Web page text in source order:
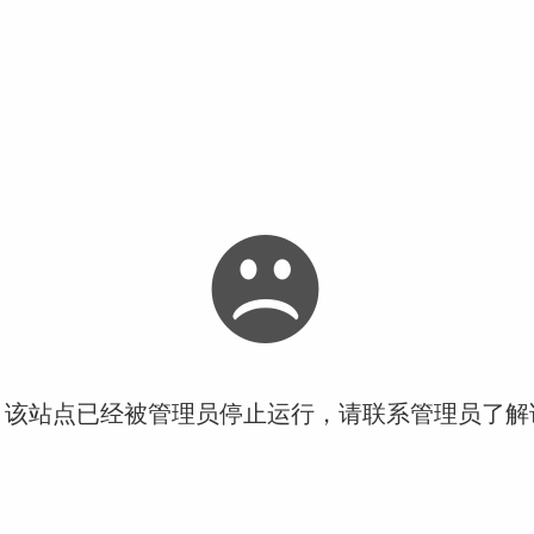
站点已经被管理员停止运行，请联系管理员了